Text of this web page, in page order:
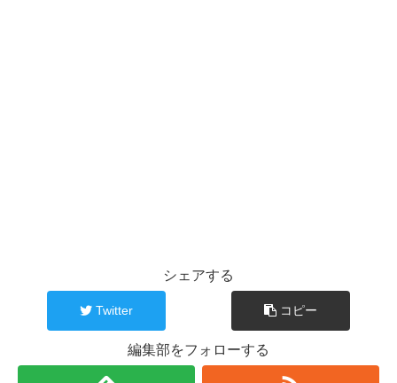
シェアする
Twitter コピー
編集部をフォローする